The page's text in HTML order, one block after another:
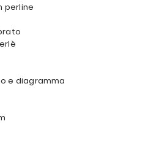
perline
e diagramma